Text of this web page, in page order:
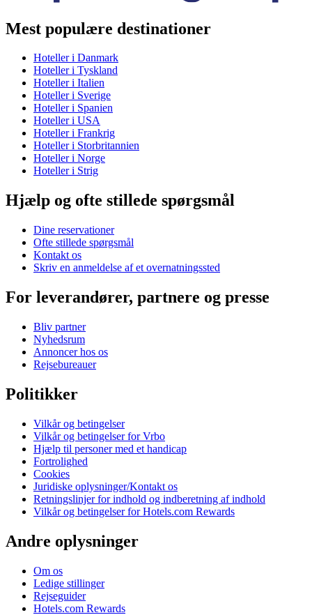
Mest populære destinationer
Hoteller i Danmark
Hoteller i Tyskland
Hoteller i Italien
Hoteller i Sverige
Hoteller i Spanien
Hoteller i USA
Hoteller i Frankrig
Hoteller i Storbritannien
Hoteller i Norge
Hoteller i Strig
Hjælp og ofte stillede spørgsmål
Dine reservationer
Ofte stillede spørgsmål
Kontakt os
Skriv en anmeldelse af et overnatningssted
For leverandører, partnere og presse
Bliv partner
Nyhedsrum
Annoncer hos os
Rejsebureauer
Politikker
Vilkår og betingelser
Vilkår og betingelser for Vrbo
Hjælp til personer med et handicap
Fortrolighed
Cookies
Juridiske oplysninger/Kontakt os
Retningslinjer for indhold og indberetning af indhold
Vilkår og betingelser for Hotels.com Rewards
Andre oplysninger
Om os
Ledige stillinger
Rejseguider
Hotels.com Rewards